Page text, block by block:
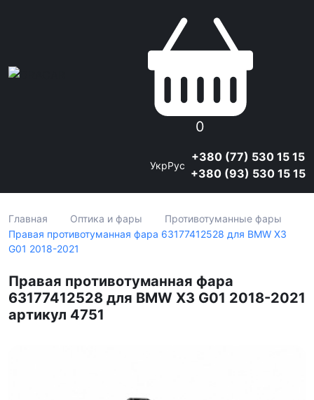
0
УкрРус
+380 (77) 530 15 15
+380 (93) 530 15 15
Главная Оптика и фары
Противотуманные фары
Правая противотуманная фара 63177412528 для BMW X3
G01 2018-2021
Правая противотуманная фара
63177412528 для BMW X3 G01 2018-2021
артикул 4751